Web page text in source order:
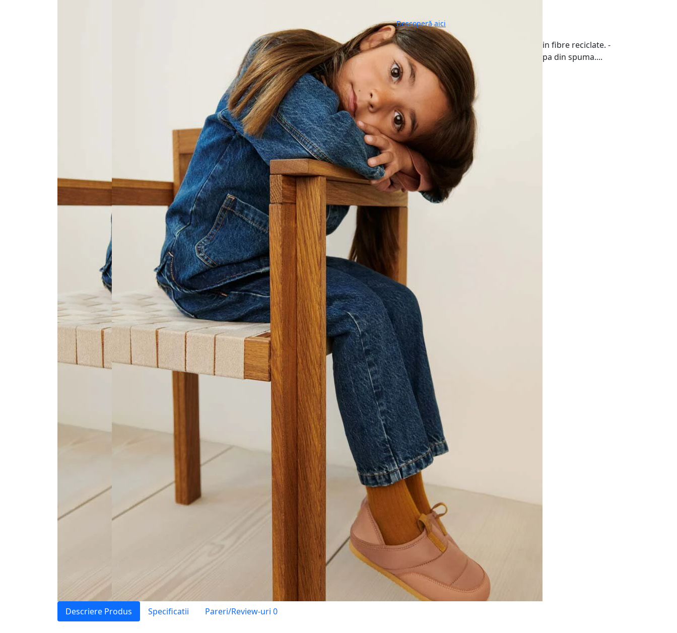
Descoperă aici
- Produsul contine materiale realizate din fibre reciclate. -
Talpa exterioara EVA. - Varf rotund. - Talpa din spuma....
Descriere Produs Specificatii Pareri/Review-uri 0